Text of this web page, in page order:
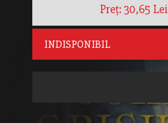
Preț: 30,65 Lei
INDISPONIBIL